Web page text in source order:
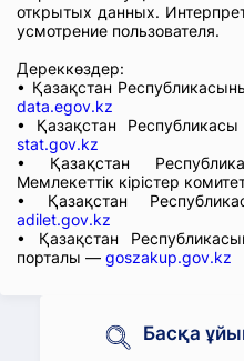
открытых данных.
усмотрение пользователя.
Дереккөздер:
• Қазақстан
data.egov.kz
• Қазақстан
stat.gov.kz
• Қазақстан
Мемлекеттік кірістер
• Қазақстан
adilet.gov.kz
• Қазақстан
порталы — goszakup.gov.kz
Басқа